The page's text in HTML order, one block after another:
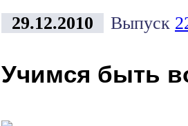
29.12.2010 Выпуск
Учимся быть